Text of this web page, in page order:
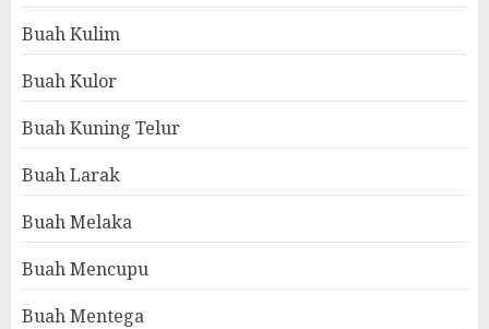
Buah Kulim
Buah Kulor
Buah Kuning Telur
Buah Larak
Buah Melaka
Buah Mencupu
Buah Mentega